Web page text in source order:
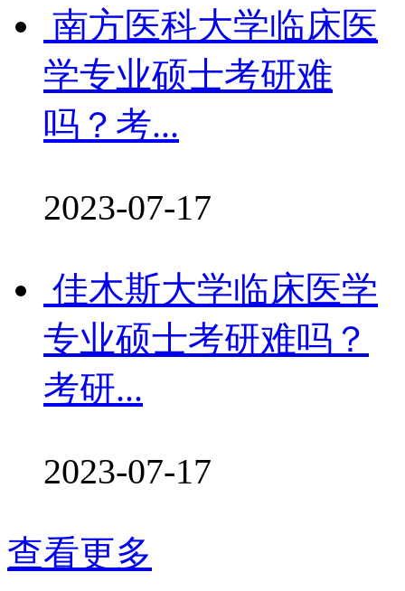
南方医科大学临床医
学专业硕士考研难
吗？考...
2023-07-17
佳木斯大学临床医学
专业硕士考研难吗？
考研...
2023-07-17
查看更多